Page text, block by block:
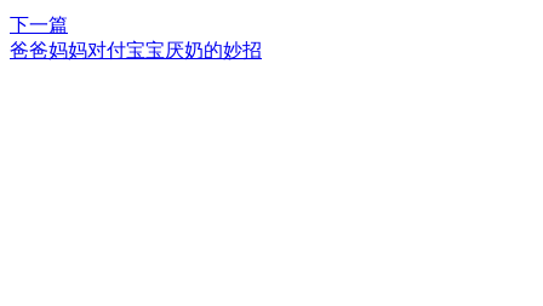
下一篇
爸爸妈妈对付宝宝厌奶的妙招